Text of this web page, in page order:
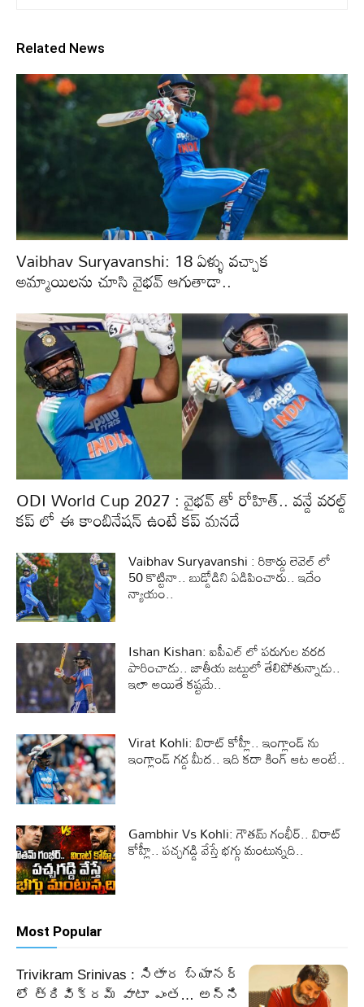
Related News
Vaibhav Suryavanshi: 18 ఏళ్ళు వచ్చాక
అమ్మాయిలను చూసి వైభవ్ ఆగుతాడా..
ODI World Cup 2027 : వైభవ్ తో రోహిత్.. వన్డే వరల్డ్
కప్ లో ఈ కాంబినేషన్ ఉంటే కప్ మనదే
Vaibhav Suryavanshi : రికార్డు లెవెల్ లో
50 కొట్టినా.. బుడ్డోడిని ఏడిపించారు.. ఇదేం
న్యాయం..
Ishan Kishan: ఐపీఎల్ లో పరుగుల వరద
పారించాడు.. జాతీయ జట్టులో తేలిపోతున్నాడు..
ఇలా అయితే కష్టమే..
Virat Kohli: విరాట్ కోహ్లీ.. ఇంగ్లాండ్ ను
ఇంగ్లాండ్ గడ్డ మీద.. ఇది కదా కింగ్ ఆట అంటే..
Gambhir Vs Kohli: గౌతమ్ గంభీర్.. విరాట్
కోహ్లీ.. పచ్చగడ్డి వేస్తే భగ్గు మంటున్నది..
Most Popular
Trivikram Srinivas : సితార బ్యానర్
లో త్రివిక్రమ్ వాటా ఎంత… అన్ని